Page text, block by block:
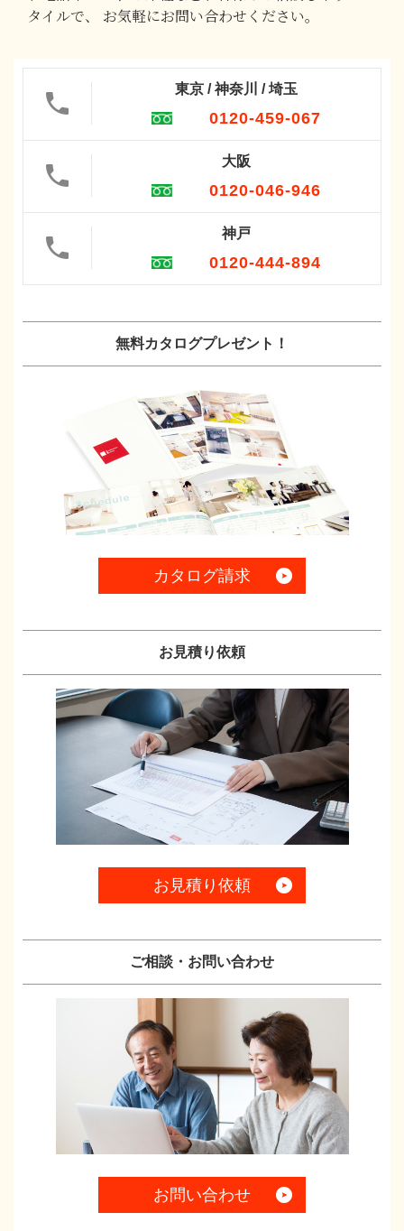
タイルで、
お気軽にお問い合わせください。
東京 / 神奈川 / 埼玉
0120-459-067
大阪
0120-046-946
神戸
0120-444-894
無料カタログプレゼント！
カタログ請求
お見積り依頼
お見積り依頼
ご相談・お問い合わせ
お問い合わせ